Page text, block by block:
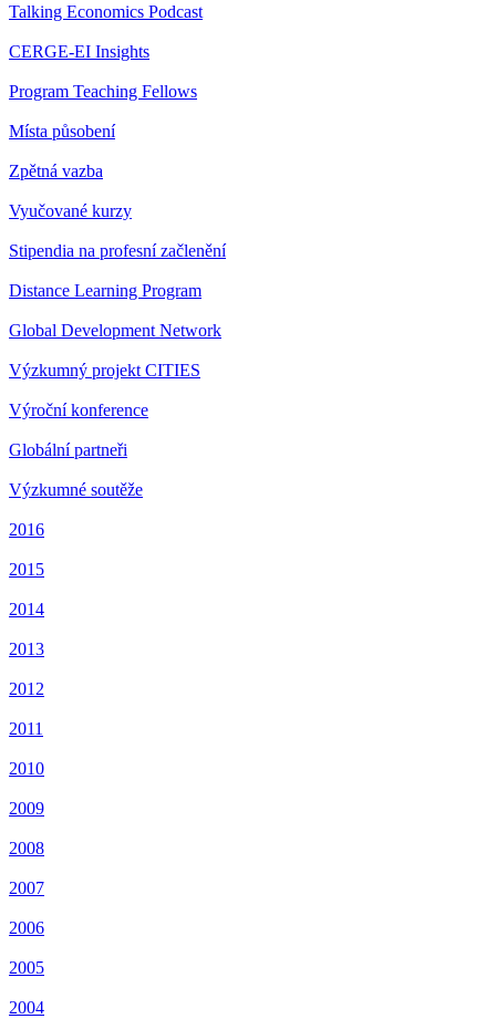
Talking Economics Podcast
CERGE-EI Insights
Program Teaching Fellows
Místa působení
Zpětná vazba
Vyučované kurzy
Stipendia na profesní začlenění
Distance Learning Program
Global Development Network
Výzkumný projekt CITIES
Výroční konference
Globální partneři
Výzkumné soutěže
2016
2015
2014
2013
2012
2011
2010
2009
2008
2007
2006
2005
2004